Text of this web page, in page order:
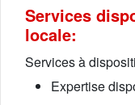
Services
locale:
Services à
Expertise